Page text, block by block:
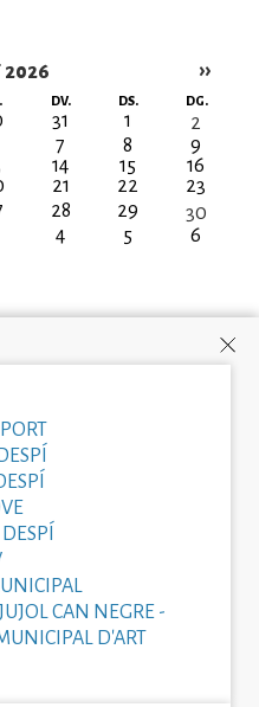
2026 ››
DV. DS. DG.
31 1
2
7 8
9
14 15
16
21 22
23
28 29
30
4 5 6
DESPÍ
CAN NEGRE -
D'ART